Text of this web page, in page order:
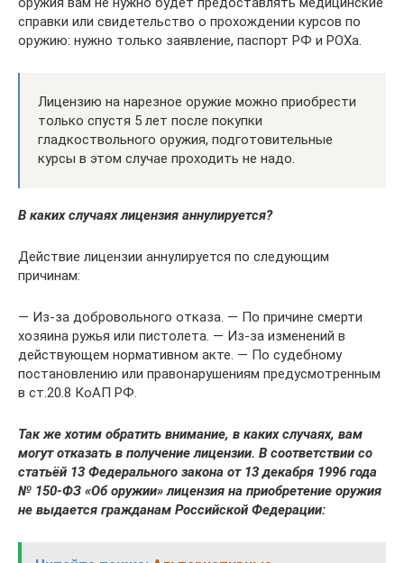
справки или свидетельство о прохождении курсов по
оружию: нужно только заявление, паспорт РФ и РОХа.
Лицензию на нарезное оружие можно приобрести
только спустя 5 лет после покупки
гладкоствольного оружия, подготовительные
курсы в этом случае проходить не надо.
В каких случаях лицензия аннулируется?
Действие лицензии аннулируется по следующим
причинам:
— Из-за добровольного отказа. — По причине смерти
хозяина ружья или пистолета. — Из-за изменений в
действующем нормативном акте. — По судебному
постановлению или правонарушениям предусмотренным
в ст.20.8 КоАП РФ.
Так же хотим обратить внимание, в каких случаях, вам
могут отказать в получение лицензии. В соответствии со
статьёй 13 Федерального закона от 13 декабря 1996 года
№ 150-ФЗ «Об оружии» лицензия на приобретение оружия
не выдается гражданам Российской Федерации: